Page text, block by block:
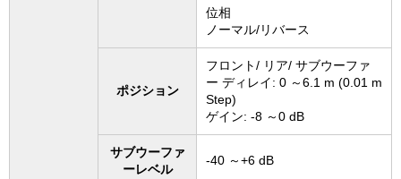
位相
ノーマル/リバース
ポジション
フロント/ リア/ サブウーファ
ー ディレイ: 0 ～6.1 m (0.01 m
Step)
ゲイン: -8 ～0 dB
サブウーファ
ーレベル
-40 ～+6 dB